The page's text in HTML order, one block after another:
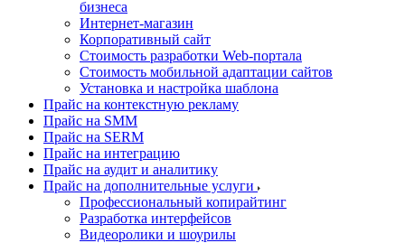
бизнеса
Интернет-магазин
Корпоративный сайт
Стоимость разработки Web-портала
Стоимость мобильной адаптации сайтов
Установка и настройка шаблона
Прайс на контекстную рекламу
Прайс на SMM
Прайс на SERM
Прайс на интеграцию
Прайс на аудит и аналитику
Прайс на дополнительные услуги
Профессиональный копирайтинг
Разработка интерфейсов
Видеоролики и шоурилы